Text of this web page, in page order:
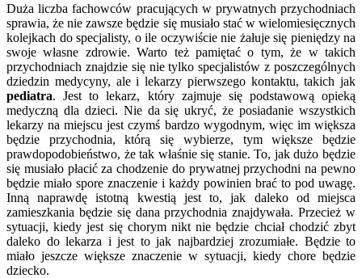
Duża liczba fachowców pracujących w prywatnych przychodniach
sprawia, że nie zawsze będzie się musiało stać w wielomiesięcznych
kolejkach do specjalisty, o ile oczywiście nie żałuje się pieniędzy na
swoje własne zdrowie. Warto też pamiętać o tym, że w takich
przychodniach znajdzie się nie tylko specjalistów z poszczególnych
dziedzin medycyny, ale i lekarzy pierwszego kontaktu, takich jak
pediatra. Jest to lekarz, który zajmuje się podstawową opieką
medyczną dla dzieci. Nie da się ukryć, że posiadanie wszystkich
lekarzy na miejscu jest czymś bardzo wygodnym, więc im większa
będzie przychodnia, którą się wybierze, tym większe będzie
prawdopodobieństwo, że tak właśnie się stanie. To, jak dużo będzie
się musiało płacić za chodzenie do prywatnej przychodni na pewno
będzie miało spore znaczenie i każdy powinien brać to pod uwagę.
Inną naprawdę istotną kwestią jest to, jak daleko od miejsca
zamieszkania będzie się dana przychodnia znajdywała. Przecież w
sytuacji, kiedy jest się chorym nikt nie będzie chciał chodzić zbyt
daleko do lekarza i jest to jak najbardziej zrozumiałe. Będzie to
miało jeszcze większe znaczenie w sytuacji, kiedy chore będzie
dziecko.